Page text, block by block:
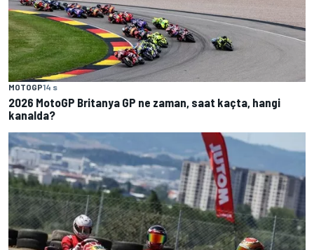
MOTOGP14 s
2026 MotoGP Britanya GP ne zaman, saat kaçta, hangi
kanalda?